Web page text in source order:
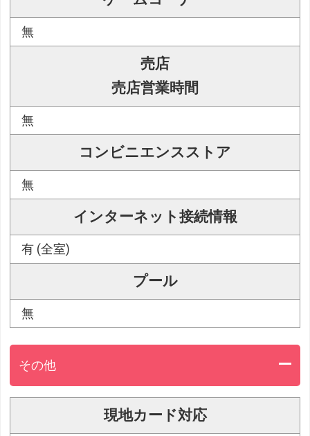
無
売店
売店営業時間
無
コンビニエンスストア
無
インターネット接続情報
有 (全室)
プール
無
その他
現地カード対応